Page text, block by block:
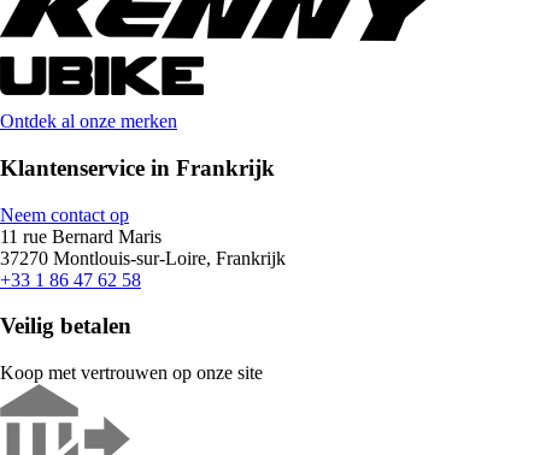
Ontdek al onze merken
Klantenservice in Frankrijk
Neem contact op
11 rue Bernard Maris
37270 Montlouis-sur-Loire, Frankrijk
+33 1 86 47 62 58
Veilig betalen
Koop met vertrouwen op onze site